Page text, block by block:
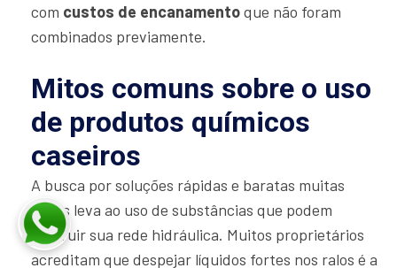
com custos de encanamentoque não foram
combinados previamente.
Mitos comuns sobre o uso
de produtos químicos
caseiros
A busca por soluções rápidas e baratas muitas
vezes leva ao uso de substâncias que podem
destruir sua rede hidráulica. Muitos proprietários
acreditam que despejar líquidos fortes nos ralos é a